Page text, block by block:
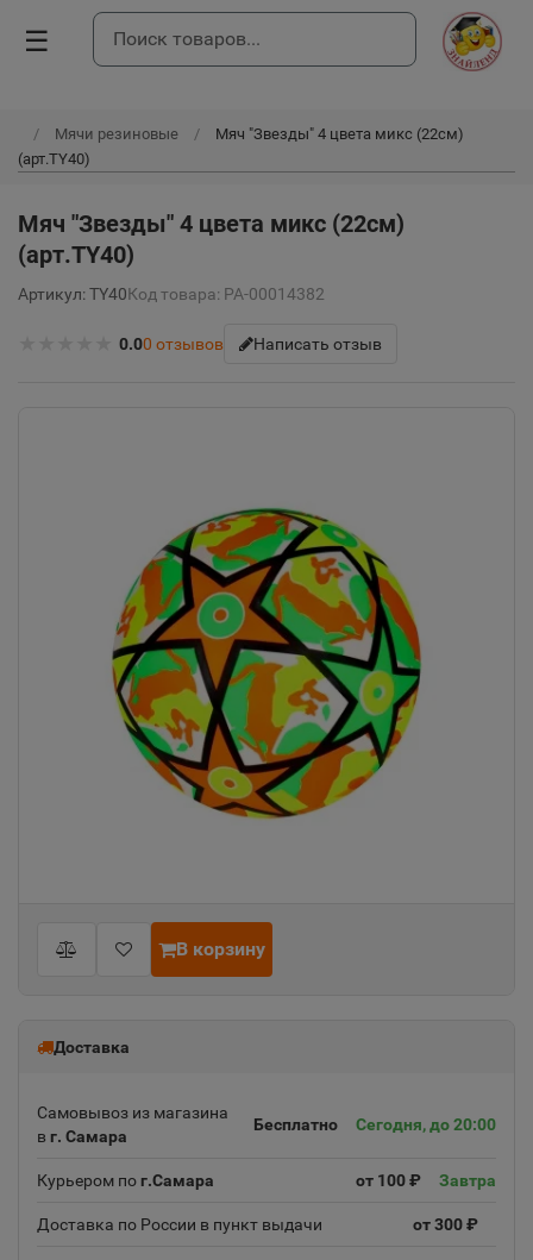
☰
Мячи резиновые
Мяч "Звезды" 4 цвета микс (22см)
(арт.TY40)
Мяч "Звезды" 4 цвета микс (22см)
(арт.TY40)
Артикул: TY40Код товара: РА-00014382
0.00 отзывов Написать отзыв
В корзину
Доставка
Самовывоз из магазина
в г. Самара
Бесплатно Сегодня, до 20:00
Курьером пог.Самара от 100 ₽ Завтра
Доставка по России в пункт выдачи от 300 ₽